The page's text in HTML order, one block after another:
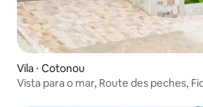
Vila ⋅ Cotonou
Vista para o mar, Route des peches,